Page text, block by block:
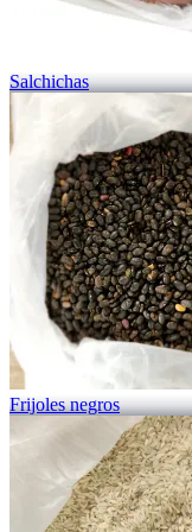
Salchichas
Frijoles negros